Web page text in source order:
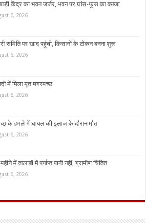
केंद्र का भवन जर्जर, भवन पर घांस-फूस का कब्जा
6, 2026
समिति पर खाद पहुंची, किसानों के टोकन बनना शुरू
6, 2026
में मिला मृत मगरमच्छ
6, 2026
के हमले में घायल की इलाज के दौरान मौत
6, 2026
में तालाबों में पर्याप्त पानी नहीं, ग्रामीण चिंतित
6, 2026